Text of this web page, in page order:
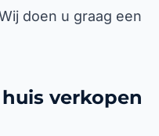
doen u graag een
verkopen